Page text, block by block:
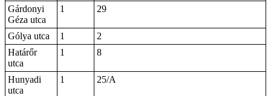
Gárdonyi
Géza utca
1 29
Gólya utca 1
2
Határőr
utca
1 8
Hunyadi
utca
1 25/A